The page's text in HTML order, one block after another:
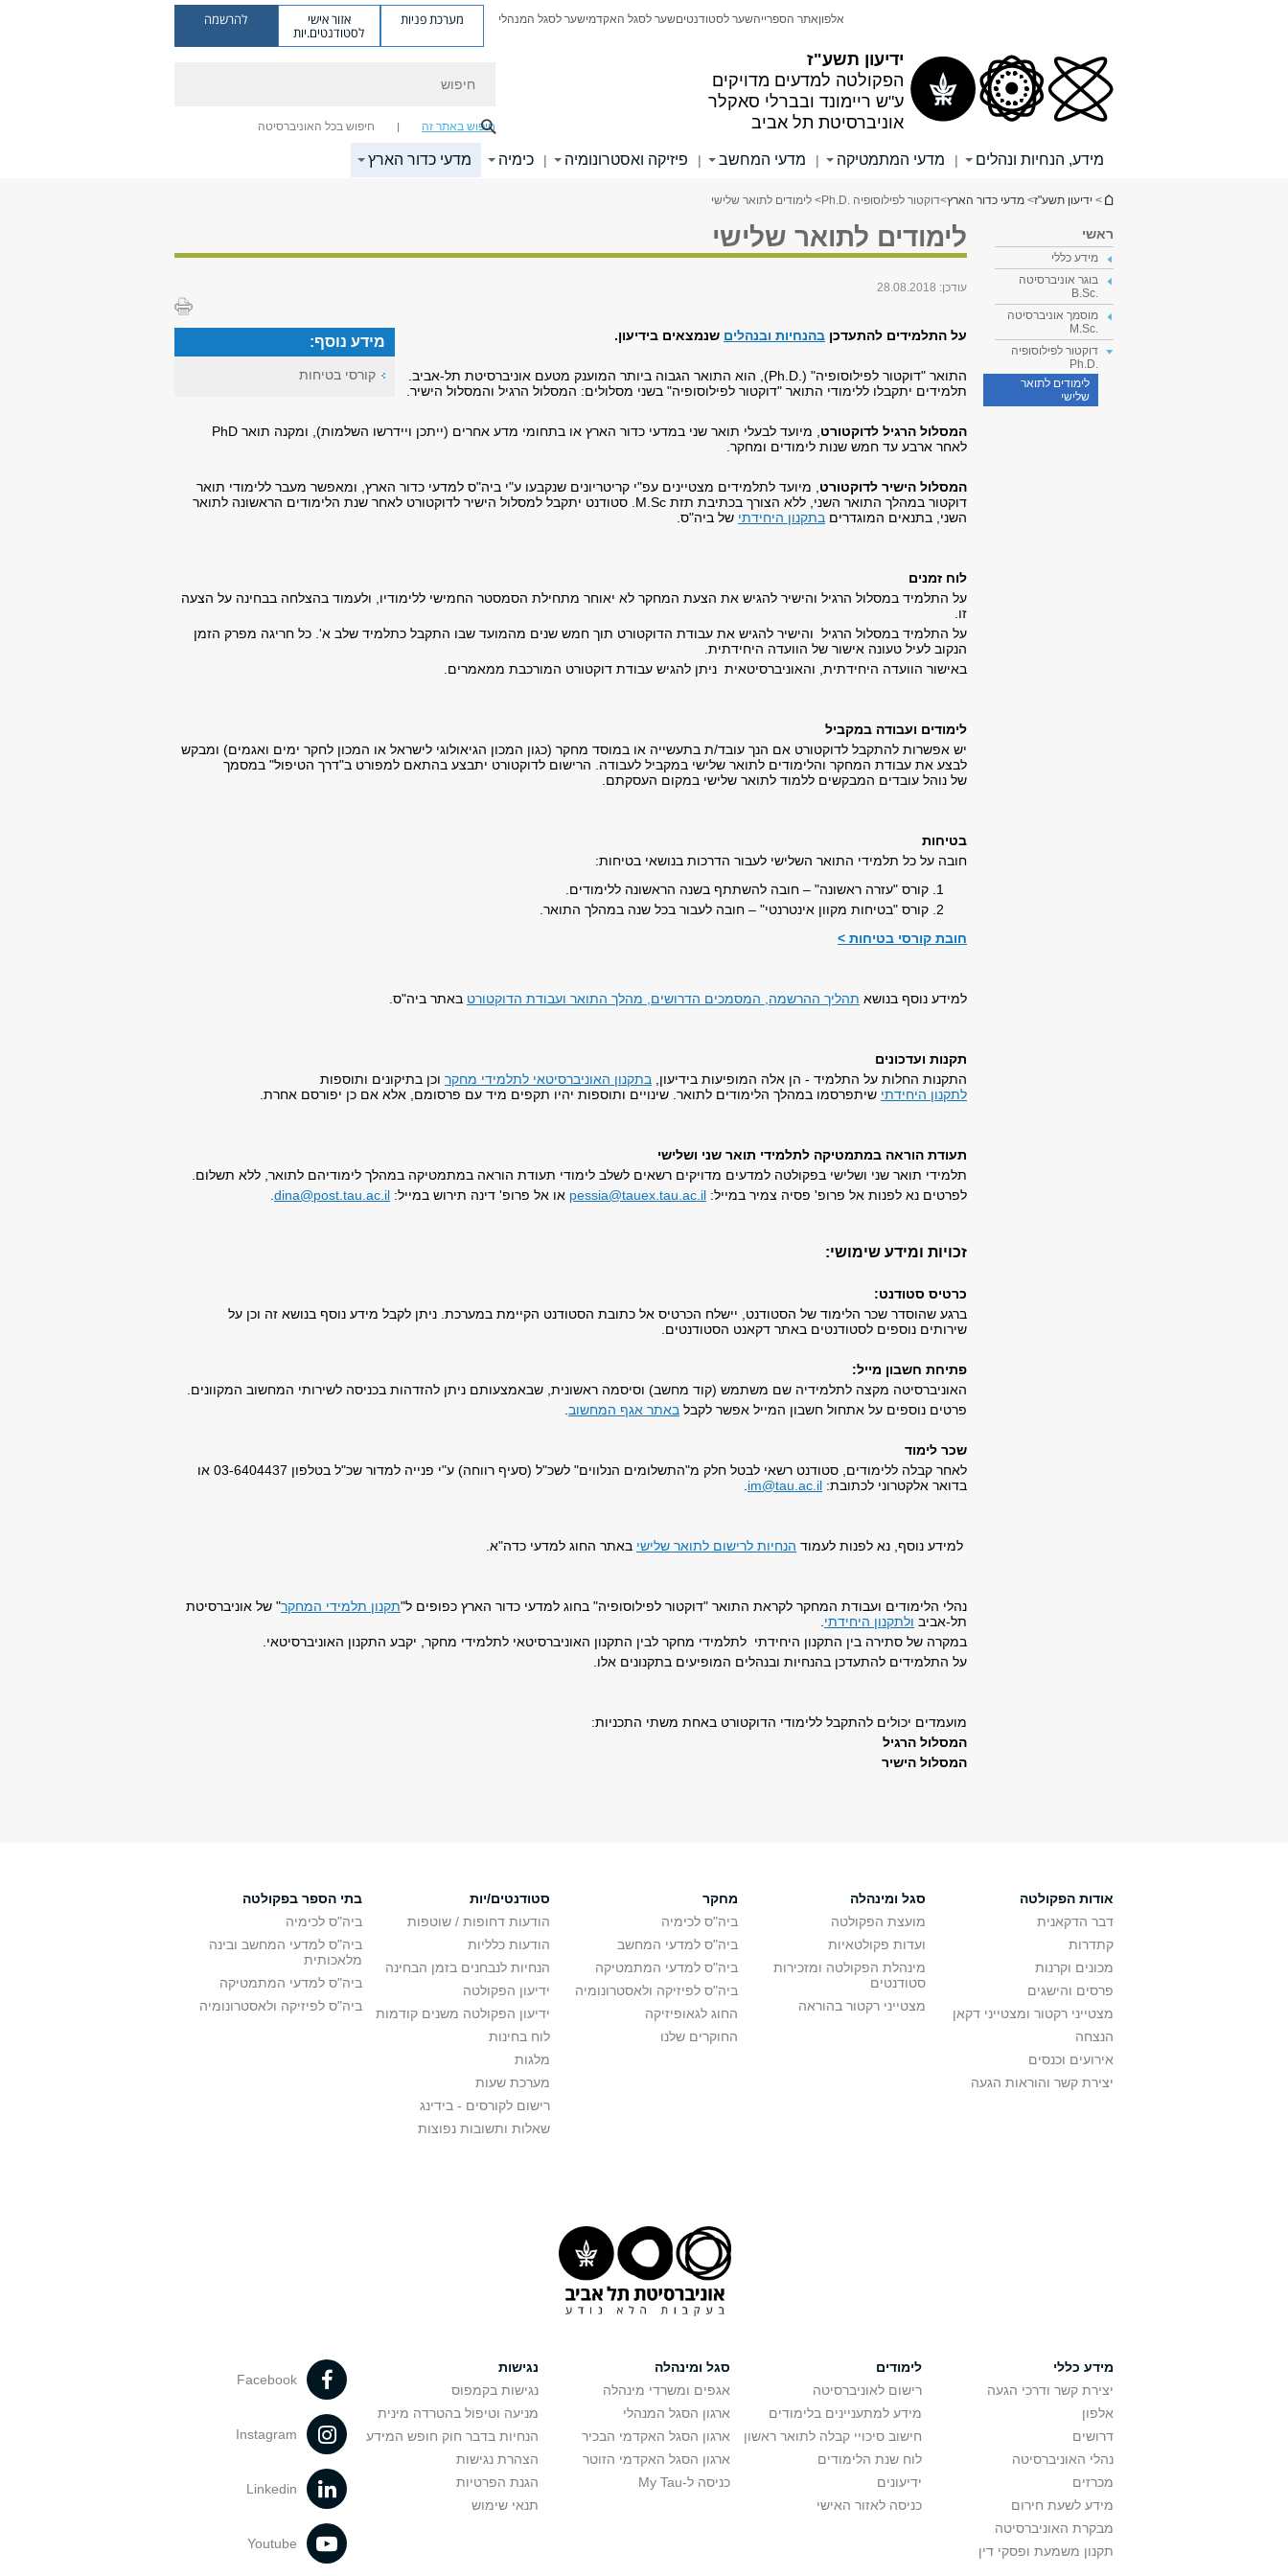
ידיעון תשע"ז
הפקולטה למדעים מדויקים
ע"ש ריימונד ובברלי סאקלר
אוניברסיטת תל אביב
אלפוןאתר הספרייהשער לסטודנטיםשער לסגל האקדמישער לסגל המנהלי מערכת פניות אזור אישי
לסטודנטים.יות
להרשמה
חיפוש באתר זה חיפוש בכל האוניברסיטה
מידע, הנחיות ונהלים | מדעי המתמטיקה | מדעי המחשב | פיזיקה ואסטרונומיה | כימיה מדעי כדור הארץ
הינך נמצא כאן
> ידיעון תשע"ז> מדעי כדור הארץ>דוקטור לפילוסופיה .Ph.D > לימודים לתואר שלישי
ראשי
מידע כללי
בוגר אוניברסיטה
.B.Sc
מוסמך אוניברסיטה
.M.Sc
דוקטור לפילוסופיה
.Ph.D
לימודים לתואר
שלישי
לימודים לתואר שלישי
עודכן: 28.08.2018
מידע נוסף:
קורסי בטיחות
על התלמידים להתעדכן בהנחיות ובנהלים שנמצאים בידיעון.
התואר "דוקטור לפילוסופיה" (.Ph.D), הוא התואר הגבוה ביותר המוענק מטעם אוניברסיטת תל-אביב.
תלמידים יתקבלו ללימודי התואר "דוקטור לפילוסופיה" בשני מסלולים: המסלול הרגיל והמסלול הישיר.
המסלול הרגיל לדוקטורט
, מיועד לבעלי תואר שני במדעי כדור הארץ או בתחומי מדע אחרים (ייתכן ויידרשו השלמות), ומקנה תואר PhD
לאחר ארבע עד חמש שנות לימודים ומחקר.
המסלול הישיר לדוקטורט , מיועד לתלמידים מצטיינים עפ"י קריטריונים שנקבעו ע"י ביה"ס למדעי כדור הארץ, ומאפשר מעבר ללימודי תואר
דוקטור במהלך התואר השני, ללא הצורך בכתיבת תזת M.Sc. סטודנט יתקבל למסלול הישיר לדוקטורט לאחר שנת הלימודים הראשונה לתואר
השני, בתנאים המוגדרים בתקנון היחידתי של ביה"ס.
לוח זמנים
על התלמיד במסלול הרגיל והישיר להגיש את הצעת המחקר לא יאוחר מתחילת הסמסטר החמישי ללימודיו, ולעמוד בהצלחה בבחינה על הצעה
זו.
על התלמיד במסלול הרגיל והישיר להגיש את עבודת הדוקטורט תוך חמש שנים מהמועד שבו התקבל כתלמיד שלב א'. כל חריגה מפרק הזמן
הנקוב לעיל טעונה אישור של הוועדה היחידתית.
באישור הוועדה היחידתית, והאוניברסיטאית ניתן להגיש עבודת דוקטורט המורכבת ממאמרים.
לימודים ועבודה במקביל
יש אפשרות להתקבל לדוקטורט אם הנך עובד/ת בתעשייה או במוסד מחקר (כגון המכון הגיאולוגי לישראל או המכון לחקר ימים ואגמים) ומבקש
לבצע את עבודת המחקר והלימודים לתואר שלישי במקביל לעבודה. הרישום לדוקטורט יתבצע בהתאם למפורט ב"דרך הטיפול" במסמך
של נוהל עובדים המבקשים ללמוד לתואר שלישי במקום העסקתם.
בטיחות
חובה על כל תלמידי התואר השלישי לעבור הדרכות בנושאי בטיחות:
קורס "עזרה ראשונה" – חובה להשתתף בשנה הראשונה ללימודים.
קורס "בטיחות מקוון אינטרנטי" – חובה לעבור בכל שנה במהלך התואר.
חובת קורסי בטיחות >
למידע נוסף בנושא תהליך ההרשמה, המסמכים הדרושים, מהלך התואר ועבודת הדוקטורט באתר ביה"ס.
תקנות ועדכונים
התקנות החלות על התלמיד - הן אלה המופיעות בידיעון, בתקנון האוניברסיטאי לתלמידי מחקר וכן בתיקונים ותוספות
לתקנון היחידתי שיתפרסמו במהלך הלימודים לתואר. שינויים ותוספות יהיו תקפים מיד עם פרסומם, אלא אם כן יפורסם אחרת.
תעודת הוראה במתמטיקה לתלמידי תואר שני ושלישי
תלמידי תואר שני ושלישי בפקולטה למדעים מדויקים רשאים לשלב לימודי תעודת הוראה במתמטיקה במהלך לימודיהם לתואר, ללא תשלום.
לפרטים נא לפנות אל פרופ' פסיה צמיר במייל: pessia@tauex.tau.ac.il או אל פרופ' דינה תירוש במייל: dina@post.tau.ac.il
זכויות ומידע שימושי:
כרטיס סטודנט:
ברגע שהוסדר שכר הלימוד של הסטודנט, יישלח הכרטיס אל כתובת הסטודנט הקיימת במערכת. ניתן לקבל מידע נוסף בנושא זה וכן על
שירותים נוספים לסטודנטים באתר דקאנט הסטודנטים.
פתיחת חשבון מייל:
האוניברסיטה מקצה לתלמידיה שם משתמש (קוד מחשב) וסיסמה ראשונית, שבאמצעותם ניתן להזדהות בכניסה לשירותי המחשוב המקוונים.
פרטים נוספים על אתחול חשבון המייל אפשר לקבל באתר אגף המחשוב
שכר לימוד
לאחר קבלה ללימודים, סטודנט רשאי לבטל חלק מ"התשלומים הנלווים" לשכ"ל (סעיף רווחה) ע"י פנייה למדור שכ"ל בטלפון 03-6404437 או
בדואר אלקטרוני לכתובת: im@tau.ac.il
למידע נוסף, נא לפנות לעמוד הנחיות לרישום לתואר שלישי באתר החוג למדעי כדה"א.
נהלי הלימודים ועבודת המחקר לקראת התואר "דוקטור לפילוסופיה" בחוג למדעי כדור הארץ כפופים ל"תקנון תלמידי המחקר" של אוניברסיטת
תל-אביב ולתקנון היחידתי
במקרה של סתירה בין התקנון היחידתי לתלמידי מחקר לבין התקנון האוניברסיטאי לתלמידי מחקר, יקבע התקנון האוניברסיטאי.
על התלמידים להתעדכן בהנחיות ובנהלים המופיעים בתקנונים אלו.
מועמדים יכולים להתקבל ללימודי הדוקטורט באחת משתי התכניות:
המסלול הרגיל
המסלול הישיר
אודות הפקולטה
דבר הדקאנית
קתדרות
מכונים וקרנות
פרסים והישגים
מצטייני רקטור ומצטייני דקאן
הנצחה
אירועים וכנסים
יצירת קשר והוראות הגעה
סגל ומינהלה
מועצת הפקולטה
ועדות פקולטאיות
מינהלת הפקולטה ומזכירות
סטודנטים
מצטייני רקטור בהוראה
מחקר
ביה"ס לכימיה
ביה"ס למדעי המחשב
ביה"ס למדעי המתמטיקה
ביה"ס לפיזיקה ולאסטרונומיה
החוג לגאופיזיקה
החוקרים שלנו
סטודנטים/יות
הודעות דחופות / שוטפות
הודעות כלליות
הנחיות לנבחנים בזמן הבחינה
ידיעון הפקולטה
ידיעון הפקולטה משנים קודמות
לוח בחינות
מלגות
מערכת שעות
רישום לקורסים - בידינג
שאלות ותשובות נפוצות
בתי הספר בפקולטה
ביה"ס לכימיה
ביה"ס למדעי המחשב ובינה
מלאכותית
ביה"ס למדעי המתמטיקה
ביה"ס לפיזיקה ולאסטרונומיה
מידע כללי
יצירת קשר ודרכי הגעה
אלפון
דרושים
נהלי האוניברסיטה
מכרזים
מידע לשעת חירום
מבקרת האוניברסיטה
תקנון משמעת ופסקי דין
לימודים
רישום לאוניברסיטה
מידע למתעניינים בלימודים
חישוב סיכויי קבלה לתואר ראשון
לוח שנת הלימודים
ידיעונים
כניסה לאזור האישי
סגל ומינהלה
אגפים ומשרדי מינהלה
ארגון הסגל המנהלי
ארגון הסגל האקדמי הבכיר
ארגון הסגל האקדמי הזוטר
כניסה ל-My Tau
נגישות
נגישות בקמפוס
מניעה וטיפול בהטרדה מינית
הנחיות בדבר חוק חופש המידע
הצהרת נגישות
הגנת הפרטיות
תנאי שימוש
Facebook
Instagram
Linkedin
Youtube